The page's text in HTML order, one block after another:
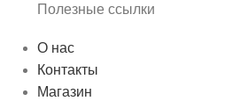
Полезные ссылки
О нас
Контакты
Магазин